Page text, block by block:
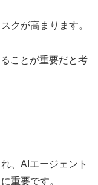
クが高まります。
ことが重要だと考
、AIエージェント
重要です。